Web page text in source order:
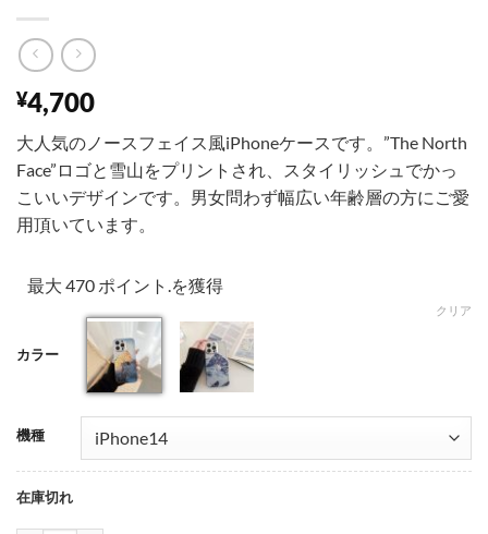
¥4,700
大人気のノースフェイス風iPhoneケースです。”The North
Face”ロゴと雪山をプリントされ、スタイリッシュでかっ
こいいデザインです。男女問わず幅広い年齢層の方にご愛
用頂いています。
最大 470 ポイント.を獲得
カラー
001
機種
クリア
在庫切れ